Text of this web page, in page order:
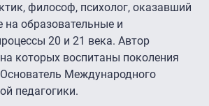
философ, психолог, оказавший
на образовательные и
20 и 21 века. Автор
которых воспитаны поколения
Основатель Международного
педагогики.